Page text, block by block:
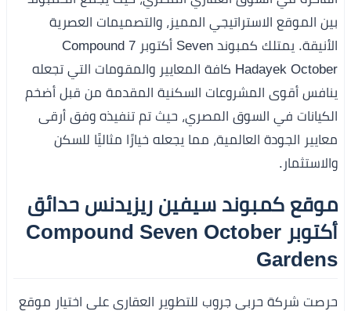
بين الموقع الاستراتيجي المميز، والتصميمات العصرية
الأنيقة. يمتلك كمبوند Seven أكتوبر Compound 7
Hadayek October كافة المعايير والمقومات التي تجعله
ينافس أقوى المشروعات السكنية المقدمة من قبل أضخم
الكيانات في السوق المصري، حيث تم تنفيذه وفق أرقى
معايير الجودة العالمية، مما يجعله خيارًا مثاليًا للسكن
والاستثمار.
موقع كمبوند سيفين ريزيدنس حدائق
أكتوبر Compound Seven October
Gardens
حرصت شركة حربي جروب للتطوير العقاري على اختيار موقع